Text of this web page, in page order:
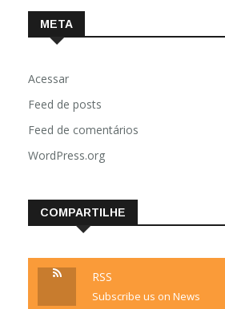
META
Acessar
Feed de posts
Feed de comentários
WordPress.org
COMPARTILHE
RSS
Subscribe us on News